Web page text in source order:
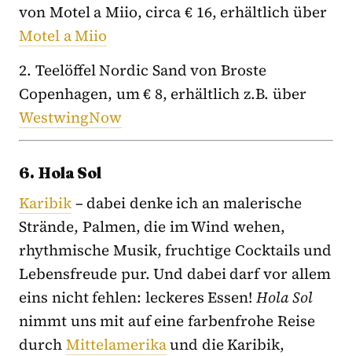
von Motel a Miio, circa € 16, erhältlich über
Motel a Miio
2. Teelöffel Nordic Sand von Broste
Copenhagen, um € 8, erhältlich z.B. über
WestwingNow
6. Hola Sol
Karibik– dabei denke ich an malerische
Strände, Palmen, die im Wind wehen,
rhythmische Musik, fruchtige Cocktails und
Lebensfreude pur. Und dabei darf vor allem
eins nicht fehlen: leckeres Essen!Hola Sol
nimmt uns mit auf eine farbenfrohe Reise
durchMittelamerikaund die Karibik,